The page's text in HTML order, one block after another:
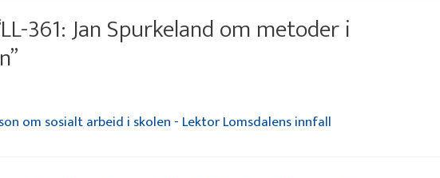
361: Jan Spurkeland om metoder i
om sosialt arbeid i skolen - Lektor Lomsdalens innfall